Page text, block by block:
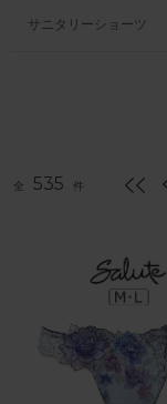
サニタリーショーツ
全 535 件